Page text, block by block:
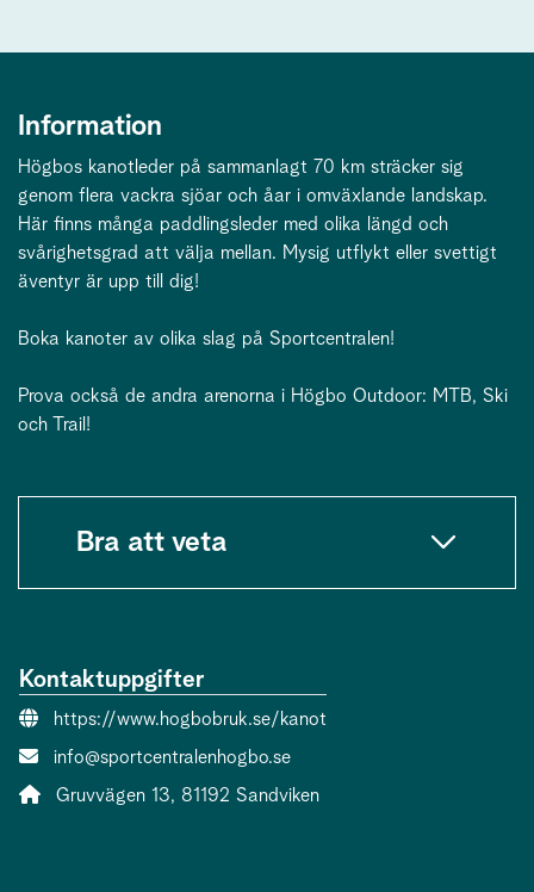
Information
Högbos kanotleder på sammanlagt 70 km sträcker sig
genom flera vackra sjöar och åar i omväxlande landskap.
Här finns många paddlingsleder med olika längd och
svårighetsgrad att välja mellan. Mysig utflykt eller svettigt
äventyr är upp till dig!
Boka kanoter av olika slag på Sportcentralen!
Prova också de andra arenorna i Högbo Outdoor: MTB, Ski
och Trail!
Bra att veta
Kontaktuppgifter
Webbsida:
https://www.hogbobruk.se/kanot
E-post:
info@sportcentralenhogbo.se
Adress:
Gruvvägen 13, 81192 Sandviken